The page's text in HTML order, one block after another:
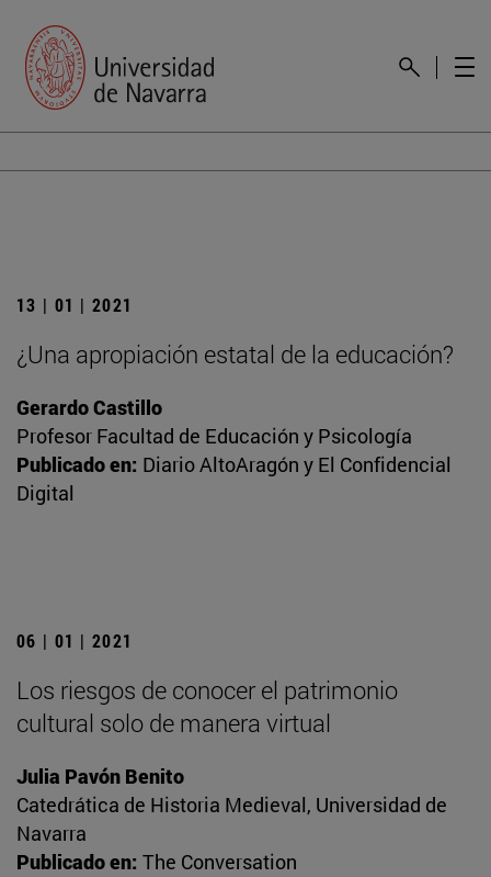
13 | 01 | 2021
¿Una apropiación estatal de la educación?
Gerardo Castillo
Profesor Facultad de Educación y Psicología
Publicado en: Diario AltoAragón y El Confidencial
Digital
06 | 01 | 2021
Los riesgos de conocer el patrimonio
cultural solo de manera virtual
Julia Pavón Benito
Catedrática de Historia Medieval, Universidad de
Navarra
Publicado en: The Conversation